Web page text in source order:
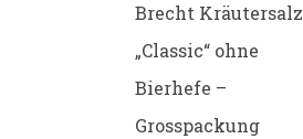
Brecht Kräutersalz
„Classic“ ohne
Bierhefe –
Grosspackung